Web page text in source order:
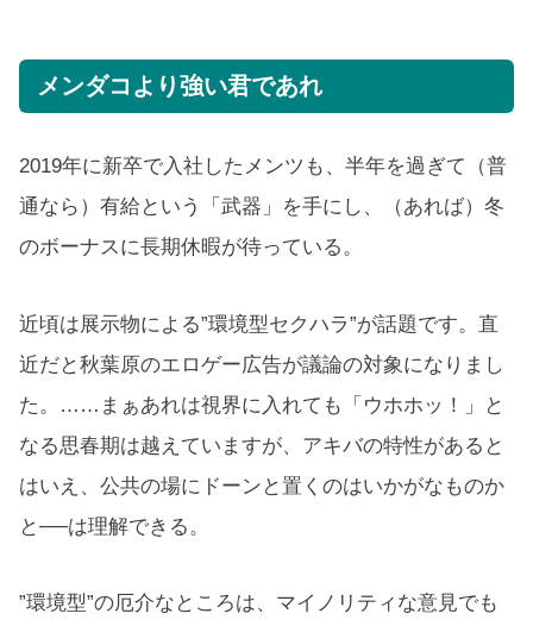
メンダコより強い君であれ
2019年に新卒で入社したメンツも、半年を過ぎて（普
通なら）有給という「武器」を手にし、（あれば）冬
のボーナスに長期休暇が待っている。
近頃は展示物による”環境型セクハラ”が話題です。直
近だと秋葉原のエロゲー広告が議論の対象になりまし
た。……まぁあれは視界に入れても「ウホホッ！」と
なる思春期は越えていますが、アキバの特性があると
はいえ、公共の場にドーンと置くのはいかがなものか
と──は理解できる。
”環境型”の厄介なところは、マイノリティな意見でも